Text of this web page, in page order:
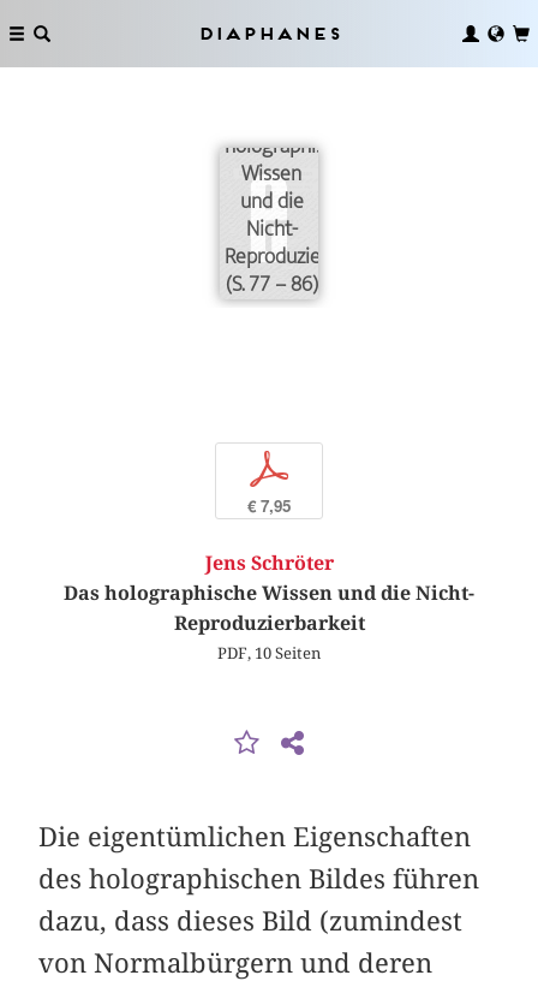
Diaphanes
holographische
Wissen
und die
Nicht-
Reproduzierbarkeit
(S. 77 – 86)
p
€ 7,95
Jens Schröter
Das holographische Wissen und die Nicht-
Reproduzierbarkeit
PDF, 10 Seiten
Die eigentümlichen Eigenschaften
des holographischen Bildes führen
dazu, dass dieses Bild (zumindest
von Normalbürgern und deren